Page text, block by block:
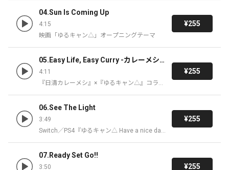
04.Sun Is Coming Up
4:15
映画「ゆるキャン△」オープニングテーマ
¥255
05.Easy Life, Easy Curry -カレーメシ
のうた-
4:11
『日清カレーメシ』×『ゆるキャン△』コラボ
¥255
06.See The Light
3:49
Switch／PS4『ゆるキャン△ Have a nice da
¥255
07.Ready Set Go!!
3:50 ¥255